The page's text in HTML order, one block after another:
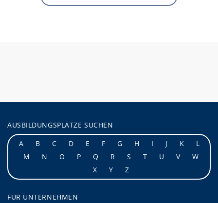
AUSBILDUNGSPLÄTZE SUCHEN
A
B C D E F G H I J K
L
M
N O P Q R S T U V
W
X
Y Z
FÜR UNTERNEHMEN